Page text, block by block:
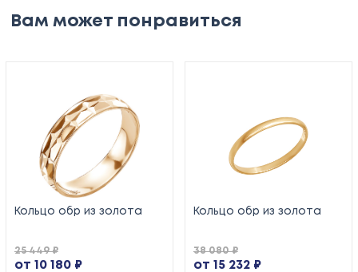
Вам может понравиться
Кольцо обр из золота
от 10 180 ₽
25 449 ₽
Кольцо обр из золота
от 15 232 ₽
38 080 ₽